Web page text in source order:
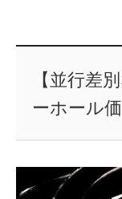
【並行差
ーホール